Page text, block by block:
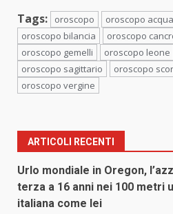
Tags: oroscopo oroscopo
oroscopo bilancia
oroscopo
oroscopo gemelli
oroscopo leone
oroscopo sagittario
oroscopo
oroscopo vergine
ARTICOLI RECENTI
Urlo mondiale in Oregon,
terza a 16 anni nei 100 metri
italiana come lei